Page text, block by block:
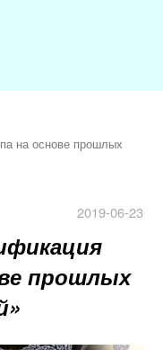
на основе прошлых
2019-06-23
прошлых